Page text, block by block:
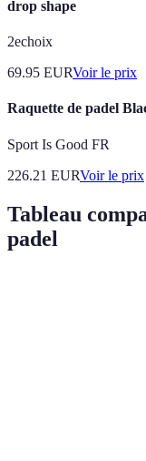
drop shape
2echoix
69.95 EURVoir le prix
Raquette de padel
Sport Is Good FR
226.21 EURVoir le prix
Tableau
padel